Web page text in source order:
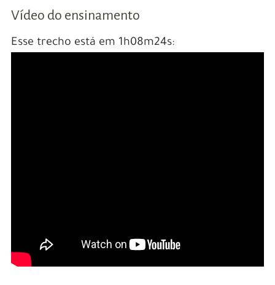
Vídeo do ensinamento
Esse trecho está em 1h08m24s: